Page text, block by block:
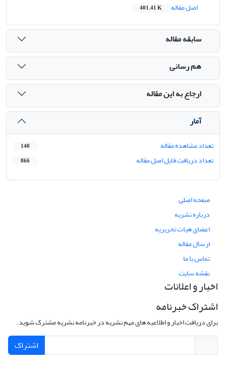
اصل مقاله
401.41 K
سابقه مقاله
هم رسانی
ارجاع به این مقاله
آمار
تعداد مشاهده مقاله 140
تعداد دریافت فایل اصل مقاله 866
صفحه اصلی
درباره نشریه
اعضای هیات تحریریه
ارسال مقاله
تماس با ما
نقشه سایت
اخبار و اعلانات
اشتراک خبرنامه
برای دریافت اخبار و اطلاعیه های مهم نشریه در خبرنامه نشریه مشترک شوید.
اشتراک